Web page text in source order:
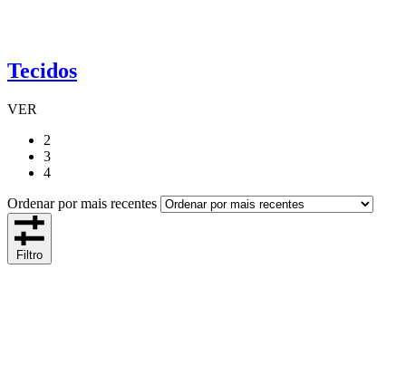
Tecidos
VER
2
3
4
Ordenar por mais recentes
Filtro